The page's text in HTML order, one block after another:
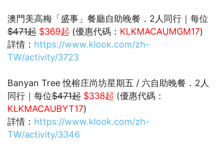
澳門美高梅「盛事」餐廳自助晚餐．2人同行｜每位
$471起 $369起 (優惠代碼： KLKMACAUMGM17)
詳情： https://www.klook.com/zh-
TW/activity/3723
Banyan Tree 悅榕庄尚坊星期五 / 六自助晚餐．2人
同行｜每位$471起 $338起 (優惠代碼：
KLKMACAUBYT17)
詳情： https://www.klook.com/zh-
TW/activity/3346